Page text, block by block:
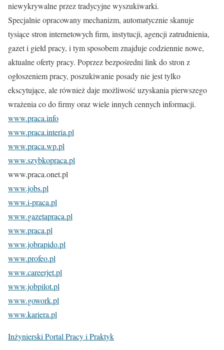
niewykrywalne przez tradycyjne wyszukiwarki.
Specjalnie opracowany mechanizm, automatycznie skanuje
tysiące stron internetowych firm, instytucji, agencji zatrudnienia,
gazet i giełd pracy, i tym sposobem znajduje codziennie nowe,
aktualne oferty pracy. Poprzez bezpośredni link do stron z
ogłoszeniem pracy, poszukiwanie posady nie jest tylko
ekscytujące, ale również daje możliwość uzyskania pierwszego
wrażenia co do firmy oraz wiele innych cennych informacji.
www.praca.info
www.praca.interia.pl
www.praca.wp.pl
www.szybkopraca.pl
www.praca.onet.pl
www.jobs.pl
www.i-praca.pl
www.gazetapraca.pl
www.praca.pl
www.jobrapido.pl
www.profeo.pl
www.careerjet.pl
www.jobpilot.pl
www.gowork.pl
www.kariera.pl
Inżynierski Portal Pracy i Praktyk